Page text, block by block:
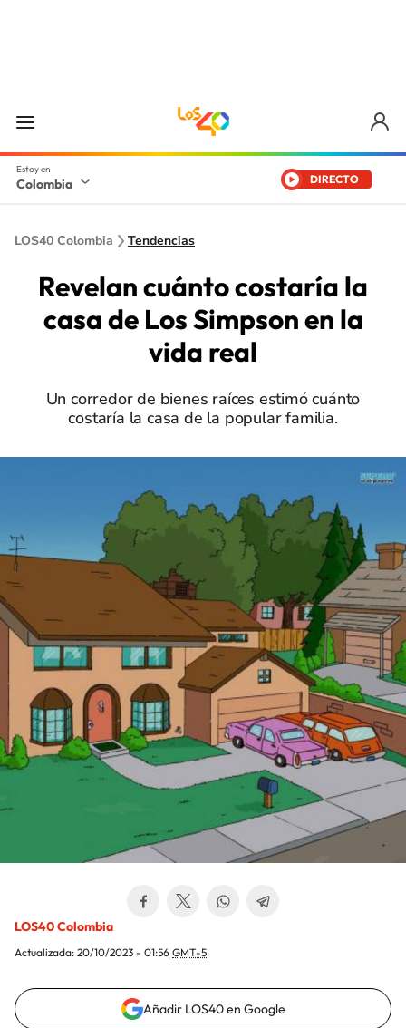
Colombia DIRECTO
LOS40 Colombia Tendencias
Revelan cuánto costaría la
casa de Los Simpson en la
vida real
Un corredor de bienes raíces estimó cuánto
costaría la casa de la popular familia.
LOS40 Colombia
Actualizada: 20/10/2023 - 01:56 GMT-5
Añadir LOS40 en Google